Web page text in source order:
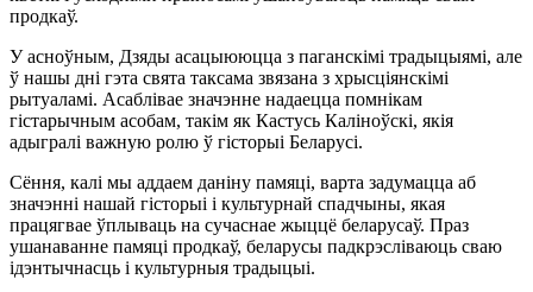
продкаў.
У асноўным, Дзяды асацыююцца з паганскімі традыцыямі, але
ў нашы дні гэта свята таксама звязана з хрысціянскімі
рытуаламі. Асаблівае значэнне надаецца помнікам
гістарычным асобам, такім як Кастусь Каліноўскі, якія
адыгралі важную ролю ў гісторыі Беларусі.
Сёння, калі мы аддаем даніну памяці, варта задумацца аб
значэнні нашай гісторыі і культурнай спадчыны, якая
працягвае ўплываць на сучаснае жыццё беларусаў. Праз
ушанаванне памяці продкаў, беларусы падкрэсліваюць сваю
ідэнтычнасць і культурныя традыцыі.